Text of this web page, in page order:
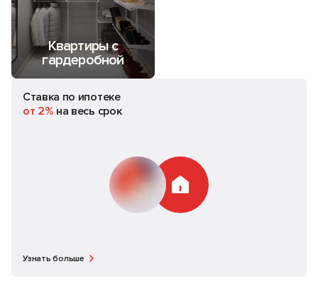
Квартиры с
гардеробной
Ставка по ипотеке
от 2% на весь срок
Узнать больше